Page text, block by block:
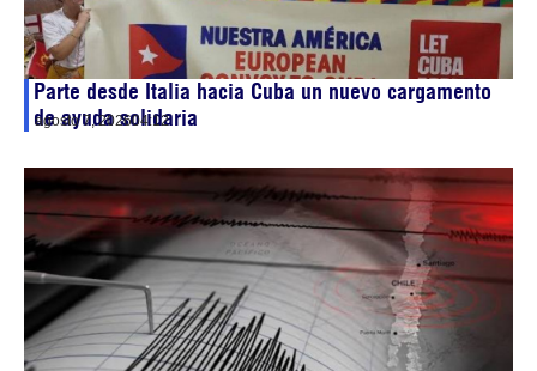
Parte desde Italia hacia Cuba un nuevo cargamento
de ayuda solidaria
agosto 7, 202604:12